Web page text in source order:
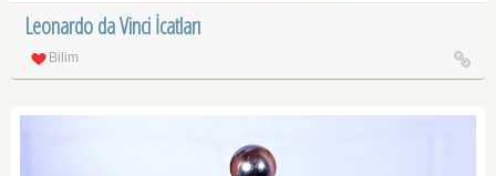
Leonardo da Vinci İcatları
Bilim